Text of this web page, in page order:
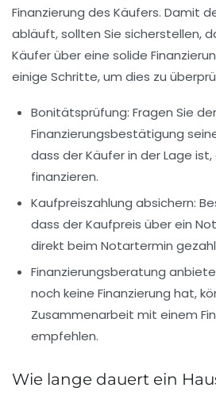
Finanzierung des Käufers. Damit
abläuft, sollten Sie sicherstellen,
Käufer über eine solide
einige Schritte, um dies zu
Bonitätsprüfung: Fragen Sie
Finanzierungsbestätigung
dass der Käufer in der Lage
finanzieren.
Kaufpreiszahlung absichern:
dass der Kaufpreis über ein
direkt beim Notartermin
Finanzierungsberatung
noch keine Finanzierung hat,
Zusammenarbeit mit einem
empfehlen.
Wie lange dauert ein